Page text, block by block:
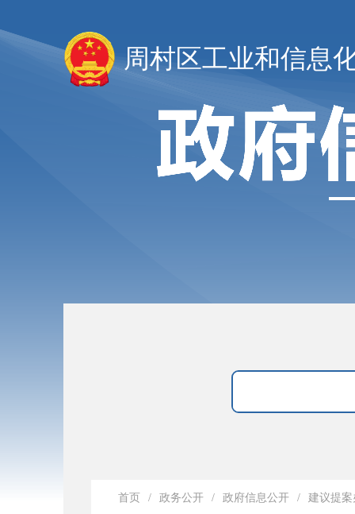
周村区工业和信息
首页 / 政务公开 / 政府信息公开 / 建议提案